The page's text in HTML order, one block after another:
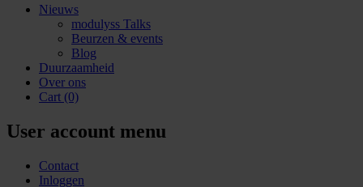
Nieuws
modulyss Talks
Beurzen & events
Blog
Duurzaamheid
Over ons
Cart (0)
User account menu
Contact
Inloggen